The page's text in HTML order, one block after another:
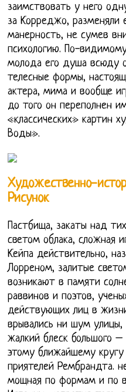
заимствовать у него
за Корреджо, разменяли
манерность, не сумев
психологию. По-
молода его душа всюду
телесные формы,
актера, мима и вообще
до того он переполнен
«классических» картин
Воды».
Художественно-
Рисунок
Пастбища, закаты над
светом облака, сложная
Кейпа действительно,
Лорреном, залитые
возникают в памяти
раввинов и поэтов,
действующих лиц в
врывались ни шум
жалкий блеск большого
этому ближайшему
приятелей Рембрандта.
мощная по формам и по